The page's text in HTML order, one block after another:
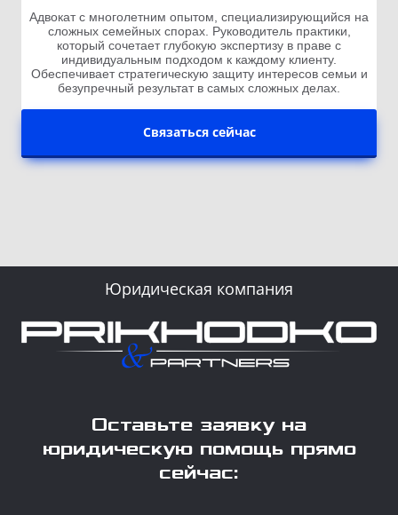
Адвокат с многолетним опытом, специализирующийся на
сложных семейных спорах. Руководитель практики,
который сочетает глубокую экспертизу в праве с
индивидуальным подходом к каждому клиенту.
Обеспечивает стратегическую защиту интересов семьи и
безупречный результат в самых сложных делах.
Связаться сейчас
Юридическая компания
Оставьте заявку на
юридическую помощь прямо
сейчас: